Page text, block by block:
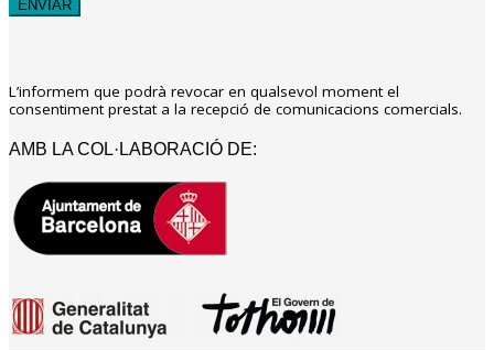
L’informem que podrà revocar en qualsevol moment el
consentiment prestat a la recepció de comunicacions comercials.
AMB LA COL·LABORACIÓ DE: